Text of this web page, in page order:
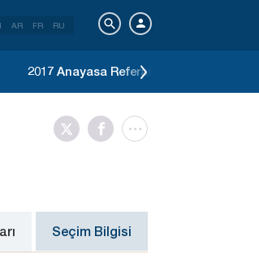
AR FR RU
2017 Anayasa Referandumu Sonuçları
Seçim Bilgisi